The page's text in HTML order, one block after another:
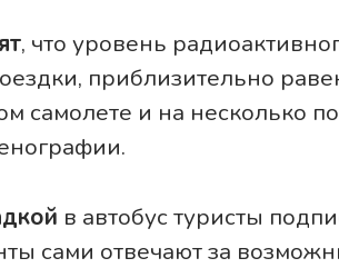
, что уровень
приблизительно
самолете и на несколько
в автобус туристы
сами отвечают за